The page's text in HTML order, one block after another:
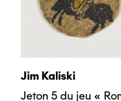
Jim Kaliski
Jeton 5 du jeu «